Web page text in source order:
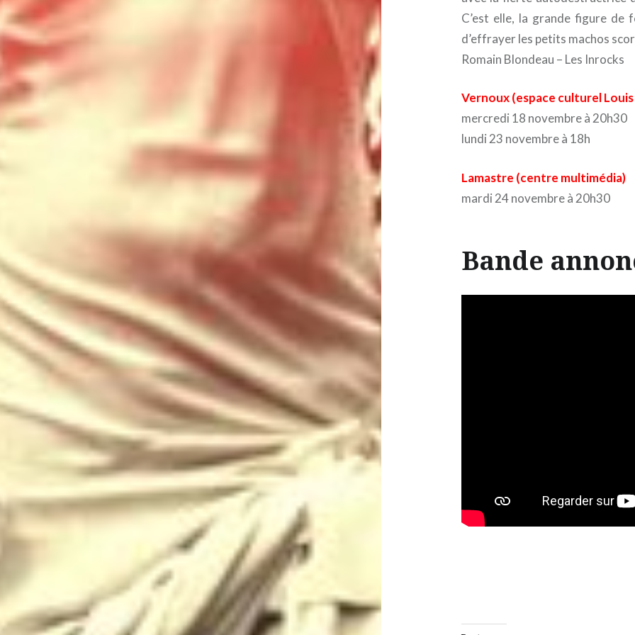
C’est elle, la grande figure de
d’effrayer les petits machos
Romain Blondeau – Les Inrocks
Vernoux (espace culturel
mercredi 18 novembre à 20h30
lundi 23 novembre à 18h
Lamastre (centre multimédia)
mardi 24 novembre à 20h30
Bande